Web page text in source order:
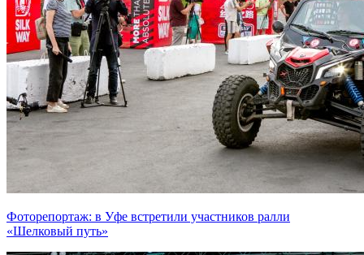
Фоторепортаж: в Уфе встретили участников ралли
«Шелковый путь»